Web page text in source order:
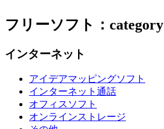
フリーソフト：category
インターネット
アイデアマッピングソフト
インターネット通話
オフィスソフト
オンラインストレージ